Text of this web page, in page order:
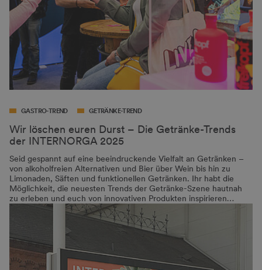
GASTRO-TREND GETRÄNKE-TREND
Wir löschen euren Durst – Die Getränke-Trends
der INTERNORGA 2025
Seid gespannt auf eine beeindruckende Vielfalt an Getränken –
von alkoholfreien Alternativen und Bier über Wein bis hin zu
Limonaden, Säften und funktionellen Getränken. Ihr habt die
Möglichkeit, die neuesten Trends der Getränke-Szene hautnah
zu erleben und euch von innovativen Produkten inspirieren…